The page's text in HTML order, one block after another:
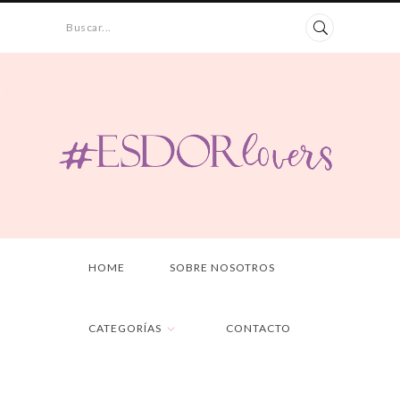
Buscar...
HOME SOBRE NOSOTROS
CATEGORÍAS CONTACTO